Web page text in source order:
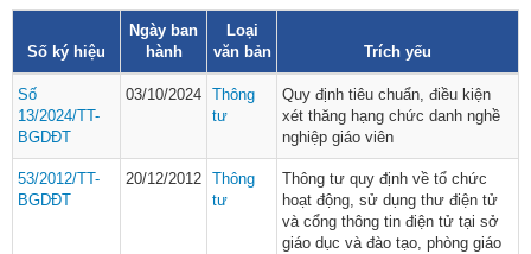
Số ký hiệu
Ngày ban
hành
Loại
văn bản
Trích yếu
Số
13/2024/TT-
BGDĐT
03/10/2024 Thông
tư
Quy định tiêu chuẩn, điều kiện
xét thăng hạng chức danh nghề
nghiệp giáo viên
53/2012/TT-
BGDĐT
20/12/2012 Thông
tư
Thông tư quy định về tổ chức
hoạt động, sử dụng thư điện tử
và cổng thông tin điện tử tại sở
giáo dục và đào tạo, phòng giáo